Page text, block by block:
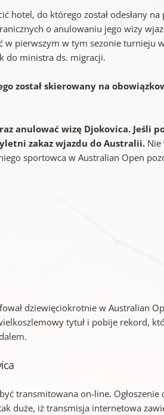
hotel, do którego został odesłany
o anulowaniu jego wizy
w pierwszym w tym sezonie turnieju
do ministra ds. migracji.
został skierowany na
anulować wizę Djokovica. Jeśli
zakaz wjazdu do Australii. Nie
sportowca w Australian Open
dziewięciokrotnie w Australian
tytuł i pobije rekord,
transmitowana on-line. Ogłoszenie
duże, iż transmisja internetowa